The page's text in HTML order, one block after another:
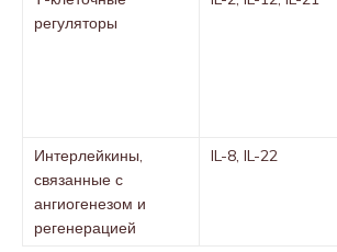
регуляторы
Интерлейкины,
связанные с
ангиогенезом и
регенерацией
IL-8, IL-22